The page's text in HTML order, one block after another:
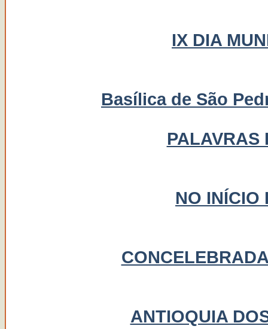
IX DIA
Basílica de São
PALAVRAS
NO INÍCIO
ANTIOQUIA